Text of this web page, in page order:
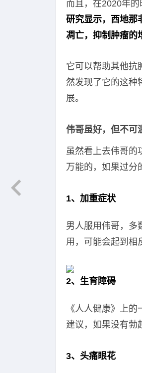
而且，在2020年
研究显示，西地那
凋亡，抑制肿瘤的
它可以帮助其他抗
然发现了它的这种
展。
伟哥虽好，但不可
虽然看上去伟哥的
万能的，如果过分
1、加重症状
男人服用伟哥，多
用，可能会起到相
2、生育障碍
《人人健康》上的
建议，如果没有勃
3、头痛眼花